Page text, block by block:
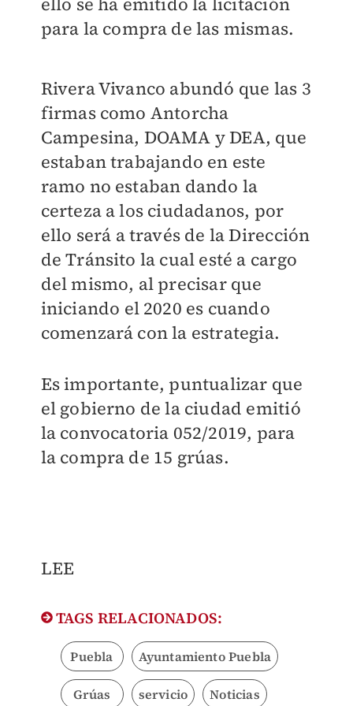
para la compra de las mismas.
Rivera Vivanco abundó que las 3
firmas como Antorcha
Campesina, DOAMA y DEA, que
estaban trabajando en este
ramo no estaban dando la
certeza a los ciudadanos, por
ello será a través de la Dirección
de Tránsito la cual esté a cargo
del mismo, al precisar que
iniciando el 2020 es cuando
comenzará con la estrategia.
Es importante, puntualizar que
el gobierno de la ciudad emitió
la convocatoria 052/2019, para
la compra de 15 grúas.
LEE
TAGS RELACIONADOS:
Puebla Ayuntamiento Puebla
Grúas servicio Noticias